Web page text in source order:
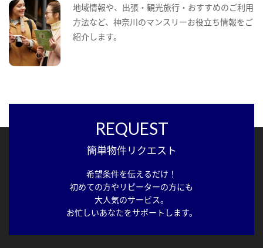
地域情報や、出張・観光旅行・おすすめのご利用
方法など、神奈川のマンスリーお役立ち情報をご
紹介します。
REQUEST
簡単物件リクエスト
希望条件を伝えるだけ！
初めての方やリピーターの方にも
大人気のサービス。
お忙しいあなたをサポートします。